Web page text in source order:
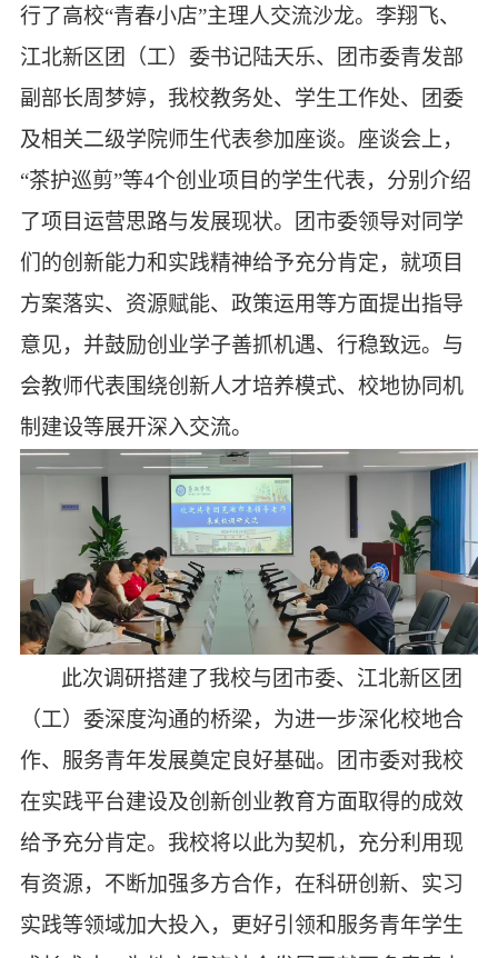
行了高校“青春小店”主理人交流沙龙。李翔飞、
江北新区团（工）委书记陆天乐、团市委青发部
副部长周梦婷，我校教务处、学生工作处、团委
及相关二级学院师生代表参加座谈。座谈会上，
“茶护巡剪”等4个创业项目的学生代表，分别介绍
了项目运营思路与发展现状。团市委领导对同学
们的创新能力和实践精神给予充分肯定，就项目
方案落实、资源赋能、政策运用等方面提出指导
意见，并鼓励创业学子善抓机遇、行稳致远。与
会教师代表围绕创新人才培养模式、校地协同机
制建设等展开深入交流。
此次调研搭建了我校与团市委、江北新区团
（工）委深度沟通的桥梁，为进一步深化校地合
作、服务青年发展奠定良好基础。团市委对我校
在实践平台建设及创新创业教育方面取得的成效
给予充分肯定。我校将以此为契机，充分利用现
有资源，不断加强多方合作，在科研创新、实习
实践等领域加大投入，更好引领和服务青年学生